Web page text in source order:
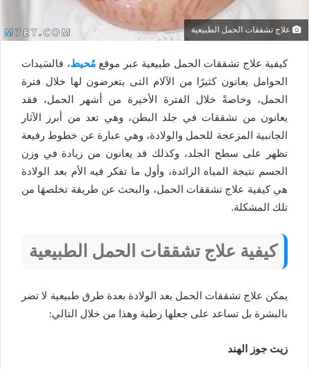
علاج تشققات الحمل الطبيعية
كيفية علاج تشققات الحمل طبيعية عبر موقعمُحيط، فالسَيدات
الحوامل يعانون كثيرًا من الآلام التى يتعرضون لها خلال فترة
الحمل، وخاصةً خلال الفترة الأخيرة من أشهر الحمل، فقد
يعانون من تشققات في جلد البطن، وهي تعد من أبرز الآثار
الجانبية المزعجة للحمل والولادة، وهي عبارة عن خطوط رفيعة
تظهر على سطح الجلد، وكذلك قد يعانون من زيادة في وزن
الجسم نتيجة المياه الزائدة، وأول ما تفكر فيه الأم بعد الولادة
هي كيفية علاج تشققات الحمل، والبحث عن طريقة تخلصهَا من
تلك المشكلة.
كيفية علاج تشققات الحمل الطبيعية
يمكن علاج تشققات الحمل بعد الولادة بعدة طرق طبيعية لا تضر
بالبشرة بل تساعد على جعلها رطبة وهذا من خلال التالي:
زيت جوز الهند